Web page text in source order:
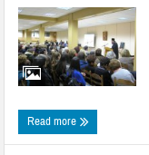
Read more